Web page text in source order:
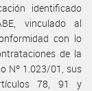
identificado
vinculado al
con lo
de la
Nº 1.023/01, sus
78, 91 y